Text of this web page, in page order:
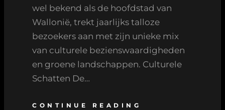
wel bekend als de hoofdstad van
Wallonië, trekt jaarlijks talloze
bezoekers aan met zijn unieke mix
van culturele bezienswaardigheden
en groene landschappen. Culturele
Schatten De…
CONTINUE READING